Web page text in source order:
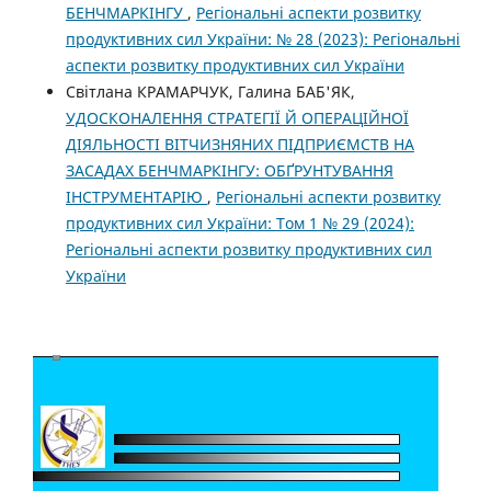
БЕНЧМАРКІНГУ , Регіональні аспекти розвитку
продуктивних сил України: № 28 (2023): Регіональні
аспекти розвитку продуктивних сил України
Світлана КРАМАРЧУК, Галина БАБ'ЯК,
УДОСКОНАЛЕННЯ СТРАТЕГІЇ Й ОПЕРАЦІЙНОЇ
ДІЯЛЬНОСТІ ВІТЧИЗНЯНИХ ПІДПРИЄМСТВ НА
ЗАСАДАХ БЕНЧМАРКІНГУ: ОБҐРУНТУВАННЯ
ІНСТРУМЕНТАРІЮ , Регіональні аспекти розвитку
продуктивних сил України: Том 1 № 29 (2024):
Регіональні аспекти розвитку продуктивних сил
України